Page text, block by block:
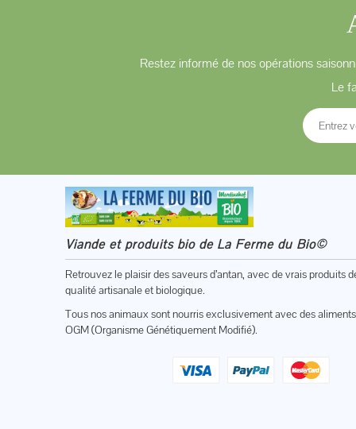
Restez informé de nos opérations
Le
Viande et produits bio de La Ferme du Bio©
Retrouvez le plaisir des saveurs d’antan, avec de vrais produits
qualité artisanale et biologique.
Tous nos animaux sont nourris exclusivement avec des
OGM (Organisme Génétiquement Modifié).